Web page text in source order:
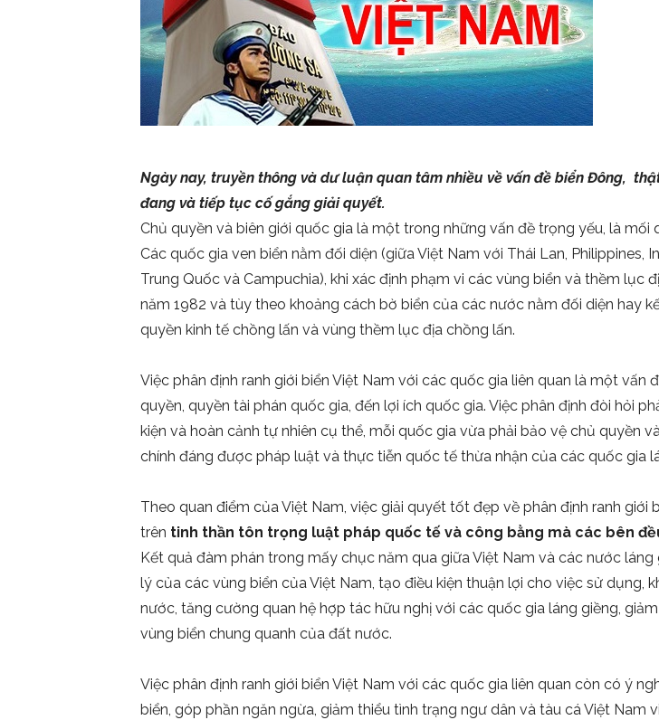
Ngày nay, truyền thông và dư luận quan tâm nhiều về vấn đề biển Đông,
đang và tiếp tục cố gắng giải quyết.
Chủ quyền và biên giới quốc gia là một trong những vấn đề trọng yếu, là mối
Các quốc gia ven biển nằm đối diện (giữa Việt Nam với Thái Lan, Philippines,
Trung Quốc và Campuchia), khi xác định phạm vi các vùng biển và thềm
năm 1982 và tùy theo khoảng cách bờ biển của các nước nằm đối diện hay
quyền kinh tế chồng lấn và vùng thềm lục địa chồng lấn.
Việc phân định ranh giới biển Việt Nam với các quốc gia liên quan là một
quyền, quyền tài phán quốc gia, đến lợi ích quốc gia. Việc phân định đòi hỏi
kiện và hoàn cảnh tự nhiên cụ thể, mỗi quốc gia vừa phải bảo vệ chủ quyền
chính đáng được pháp luật và thực tiễn quốc tế thừa nhận của các quốc gia
Theo quan điểm của Việt Nam, việc giải quyết tốt đẹp về phân định ranh
trên tinh thần tôn trọng luật pháp quốc tế và công bằng mà các bên
Kết quả đàm phán trong mấy chục năm qua giữa Việt Nam và các nước
lý của các vùng biển của Việt Nam, tạo điều kiện thuận lợi cho việc sử dụng,
nước, tăng cường quan hệ hợp tác hữu nghị với các quốc gia láng giềng,
vùng biển chung quanh của đất nước.
Việc phân định ranh giới biển Việt Nam với các quốc gia liên quan còn có ý
biển, góp phần ngăn ngừa, giảm thiểu tình trạng ngư dân và tàu cá Việt Nam